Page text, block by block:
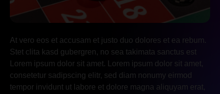
At vero eos et accusam et justo duo dolores et ea rebum.
Stet clita kasd gubergren, no sea takimata sanctus est
Lorem ipsum dolor sit amet. Lorem ipsum dolor sit amet,
consetetur sadipscing elitr, sed diam nonumy eirmod
tempor invidunt ut labore et dolore magna aliquyam erat,